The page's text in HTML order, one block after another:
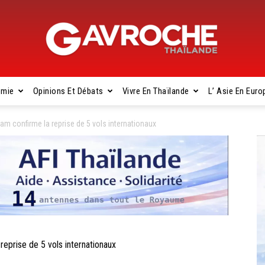
Gavroche
Thaïlande
Opinions Et Débats Vivre En Thaïlande L’ Asie En
confirme la reprise de 5 vols internationaux
de 5 vols internationaux